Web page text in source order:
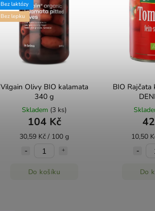
Bez laktózy
Bez lepku
Vilgain Olivy BIO kalamata
340 g
Skladem (3 ks)
104 Kč
30,59 Kč / 100 g
Do košíku
BIO Rajčata
10,50
Do